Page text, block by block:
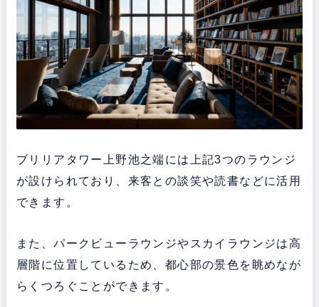
ブリリアタワー上野池之端には上記3つのラウンジ
が設けられており、来客との談笑や読書などに活用
できます。
また、パークビューラウンジやスカイラウンジは高
層階に位置しているため、都心部の景色を眺めなが
らくつろぐことができます。